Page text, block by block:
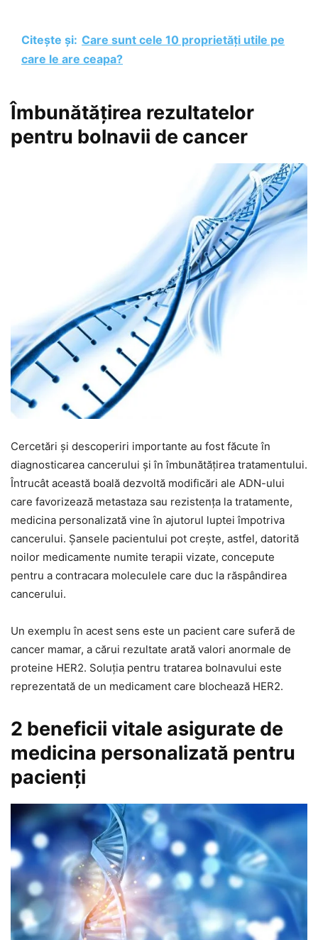
Citește și: Care sunt cele 10 proprietăți utile pe
care le are ceapa?
Îmbunătățirea rezultatelor
pentru bolnavii de cancer
Cercetări și descoperiri importante au fost făcute în
diagnosticarea cancerului și în îmbunătățirea tratamentului.
Întrucât această boală dezvoltă modificări ale ADN-ului
care favorizează metastaza sau rezistența la tratamente,
medicina personalizată vine în ajutorul luptei împotriva
cancerului. Șansele pacientului pot crește, astfel, datorită
noilor medicamente numite terapii vizate, concepute
pentru a contracara moleculele care duc la răspândirea
cancerului.
Un exemplu în acest sens este un pacient care suferă de
cancer mamar, a cărui rezultate arată valori anormale de
proteine HER2. Soluția pentru tratarea bolnavului este
reprezentată de un medicament care blochează HER2.
2 beneficii vitale asigurate de
medicina personalizată pentru
pacienți